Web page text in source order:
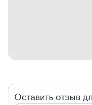
Оставить отзыв